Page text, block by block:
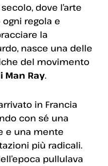
dove l’arte
regola e
la
nasce una delle
del movimento
Man Ray.
in Francia
con sé una
e una mente
più radicali.
pullulava